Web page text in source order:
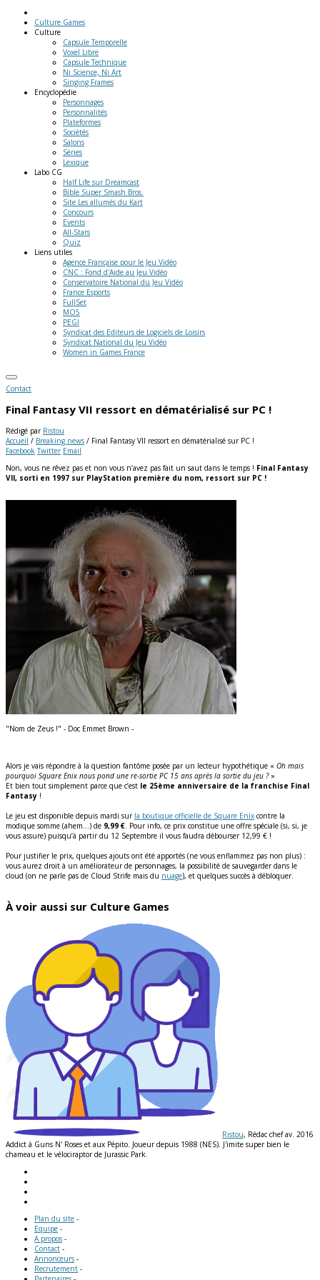
Culture Games
Culture
Capsule Temporelle
Voxel Libre
Capsule Technique
Ni Science, Ni Art
Singing Frames
Encyclopédie
Personnages
Personnalités
Plateformes
Sociétés
Salons
Séries
Lexique
Labo CG
Half Life sur Dreamcast
Bible Super Smash Bros.
Site Les allumés du Kart
Concours
Events
All-Stars
Quiz
Liens utiles
Agence Française pour le Jeu Vidéo
CNC : Fond d'Aide au Jeu Vidéo
Conservatoire National du Jeu Vidéo
France Esports
FullSet
MO5
PEGI
Syndicat des Editeurs de Logiciels de Loisirs
Syndicat National du Jeu Vidéo
Women in Games France
Contact
Final Fantasy VII ressort en dématérialisé sur PC !
Rédigé par Ristou
Accueil / Breaking news / Final Fantasy VII ressort en dématérialisé sur PC !
Facebook Twitter Email
Non, vous ne rêvez pas et non vous n’avez pas fait un saut dans le temps ! Final Fantasy
VII, sorti en 1997 sur PlayStation première du nom, ressort sur PC !
"Nom de Zeus !" - Doc Emmet Brown -
Alors je vais répondre à la question fantôme posée par un lecteur hypothétique « Oh mais
pourquoi Square Enix nous pond une re-sortie PC 15 ans après la sortie du jeu ?»
Et bien tout simplement parce que c’est le 25ème anniversaire de la franchise Final
Fantasy !
Le jeu est disponible depuis mardi sur la boutique officielle de Square Enix contre la
modique somme (ahem…) de 9,99 €. Pour info, ce prix constitue une offre spéciale (si, si, je
vous assure) puisqu’à partir du 12 Septembre il vous faudra débourser 12,99 € !
Pour justifier le prix, quelques ajouts ont été apportés (ne vous enflammez pas non plus) :
vous aurez droit à un améliorateur de personnages, la possibilité de sauvegarder dans le
cloud (on ne parle pas de Cloud Strife mais du nuage), et quelques succès à débloquer.
À voir aussi sur Culture Games
Ristou, Rédac chef av. 2016
Addict à Guns N' Roses et aux Pépito. Joueur depuis 1988 (NES). J'imite super bien le
chameau et le vélociraptor de Jurassic Park.
Plan du site -
Equipe -
A propos -
Contact -
Annonceurs -
Recrutement -